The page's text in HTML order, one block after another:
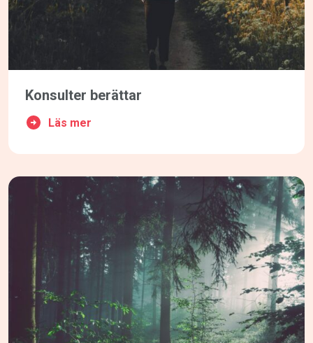
Konsulter berättar
Läs mer